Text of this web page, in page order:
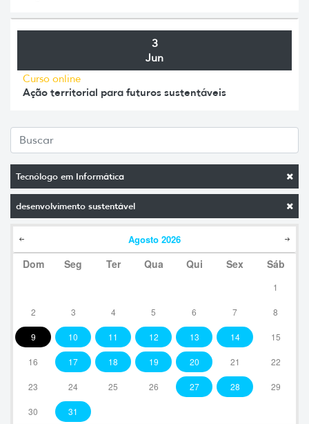
Tecnólogo em Informática
desenvolvimento sustentável
Agosto 2026
Dom Seg Ter Qua Qui Sex Sáb
1
2 3 4 5 6 7 8
9 10 11 12 13 14 15
16 17 18 19 20 21 22
23 24 25 26 27 28 29
30 31
3
Jun
Curso online
Ação territorial para futuros sustentáveis